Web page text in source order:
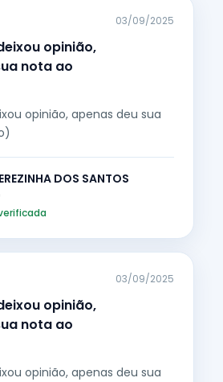
opinião,
nota ao
03/09/2025
opinião, apenas deu sua
DOS SANTOS
opinião,
nota ao
03/09/2025
opinião, apenas deu sua